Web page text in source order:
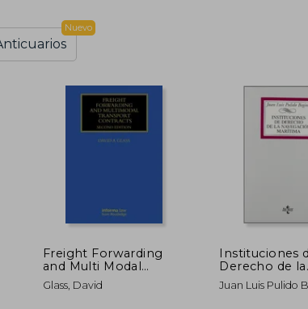
Nuevo
Freight Forwarding
and Multi Modal
Transport Contracts
(en Inglés)
Glass, David
Instituciones
Derecho de la
navegación
(Derecho -
Juan Luis Pulido